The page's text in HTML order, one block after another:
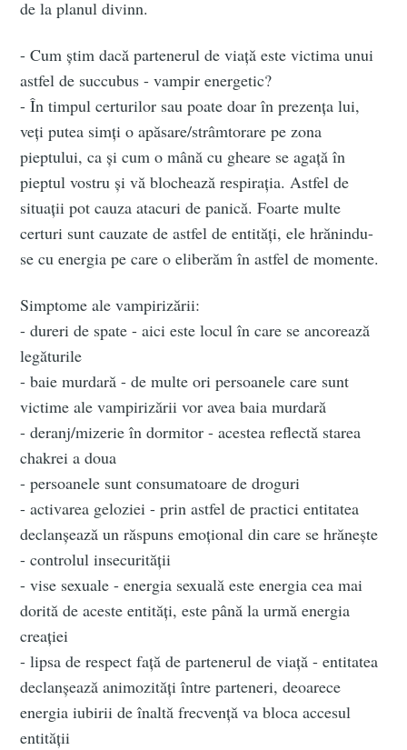
de la planul divinn.
- Cum știm dacă partenerul de viață este victima unui
astfel de succubus - vampir energetic?
- În timpul certurilor sau poate doar în prezența lui,
veți putea simți o apăsare/strâmtorare pe zona
pieptului, ca și cum o mână cu gheare se agață în
pieptul vostru și vă blochează respirația. Astfel de
situații pot cauza atacuri de panică. Foarte multe
certuri sunt cauzate de astfel de entități, ele hrănindu-
se cu energia pe care o eliberăm în astfel de momente.
Simptome ale vampirizării:
- dureri de spate - aici este locul în care se ancorează
legăturile
- baie murdară - de multe ori persoanele care sunt
victime ale vampirizării vor avea baia murdară
- deranj/mizerie în dormitor - acestea reflectă starea
chakrei a doua
- persoanele sunt consumatoare de droguri
- activarea geloziei - prin astfel de practici entitatea
declanșează un răspuns emoțional din care se hrănește
- controlul insecurității
- vise sexuale - energia sexuală este energia cea mai
dorită de aceste entități, este până la urmă energia
creației
- lipsa de respect față de partenerul de viață - entitatea
declanșează animozități între parteneri, deoarece
energia iubirii de înaltă frecvență va bloca accesul
entității